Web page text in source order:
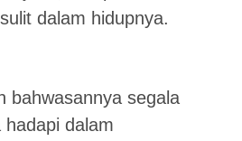
dalam hidupnya.
bahwasannya segala
dalam